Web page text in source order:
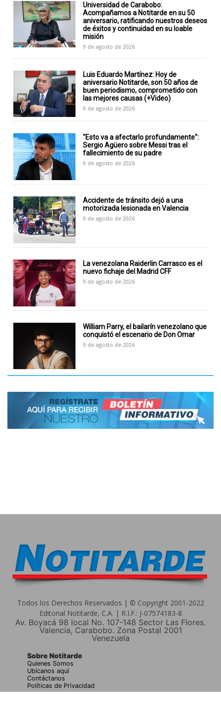
Universidad de Carabobo:
Acompañamos a Notitarde en su 50
aniversario, ratificando nuestros deseos
de éxitos y continuidad en su loable
misión
9 de agosto de 2026
Luis Eduardo Martínez: Hoy de
aniversario Notitarde, son 50 años de
buen periodismo, comprometido con
las mejores causas (+Video)
9 de agosto de 2026
"Esto va a afectarlo profundamente":
Sergio Agüero sobre Messi tras el
fallecimiento de su padre
9 de agosto de 2026
Accidente de tránsito dejó a una
motorizada lesionada en Valencia
9 de agosto de 2026
La venezolana Raiderlin Carrasco es el
nuevo fichaje del Madrid CFF
9 de agosto de 2026
William Parry, el bailarín venezolano que
conquistó el escenario de Don Omar
9 de agosto de 2026
Todos los Derechos Reservados | © Copyright 2001-2022
Editorial Notitarde, C.A. | R.I.F.: J-07574183-8
Av. Boyacá 98 local No. 107-148 Sector Las Flores.
Valencia, Carabobo. Zona Postal 2001
Venezuela
Sobre Notitarde
Quienes Somos
Ubícanos aquí
Contáctanos
Políticas de Privacidad